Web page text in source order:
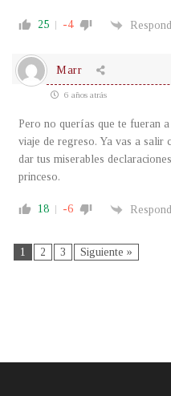
25 -4
Marr
6 años atrás
Pero no querías que te fueran
viaje de regreso. Ya vas a salir
dar tus miserables
princeso.
18 -6
1 2 3 Siguiente »